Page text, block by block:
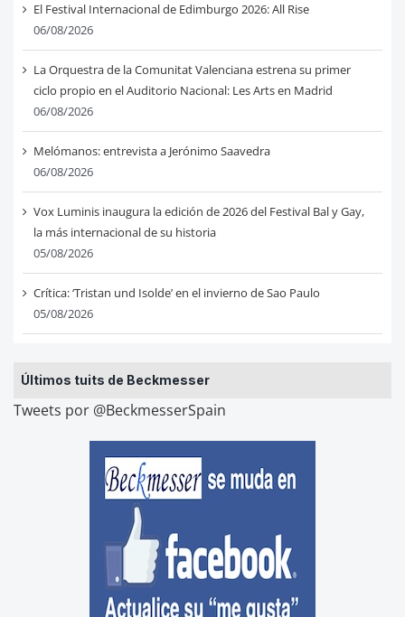
El Festival Internacional de Edimburgo 2026: All Rise
06/08/2026
La Orquestra de la Comunitat Valenciana estrena su primer
ciclo propio en el Auditorio Nacional: Les Arts en Madrid
06/08/2026
Melómanos: entrevista a Jerónimo Saavedra
06/08/2026
Vox Luminis inaugura la edición de 2026 del Festival Bal y Gay,
la más internacional de su historia
05/08/2026
Crítica: ‘Tristan und Isolde’ en el invierno de Sao Paulo
05/08/2026
Últimos tuits de Beckmesser
Tweets por @BeckmesserSpain